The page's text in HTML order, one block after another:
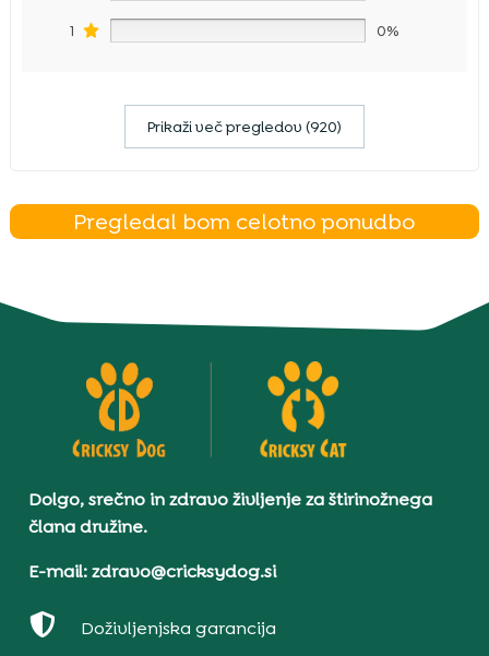
1 0%
Prikaži več pregledov (920)
Pregledal bom celotno ponudbo
Dolgo, srečno in zdravo življenje za štirinožnega
člana družine.
E-mail: zdravo@cricksydog.si
 Doživljenjska garancija